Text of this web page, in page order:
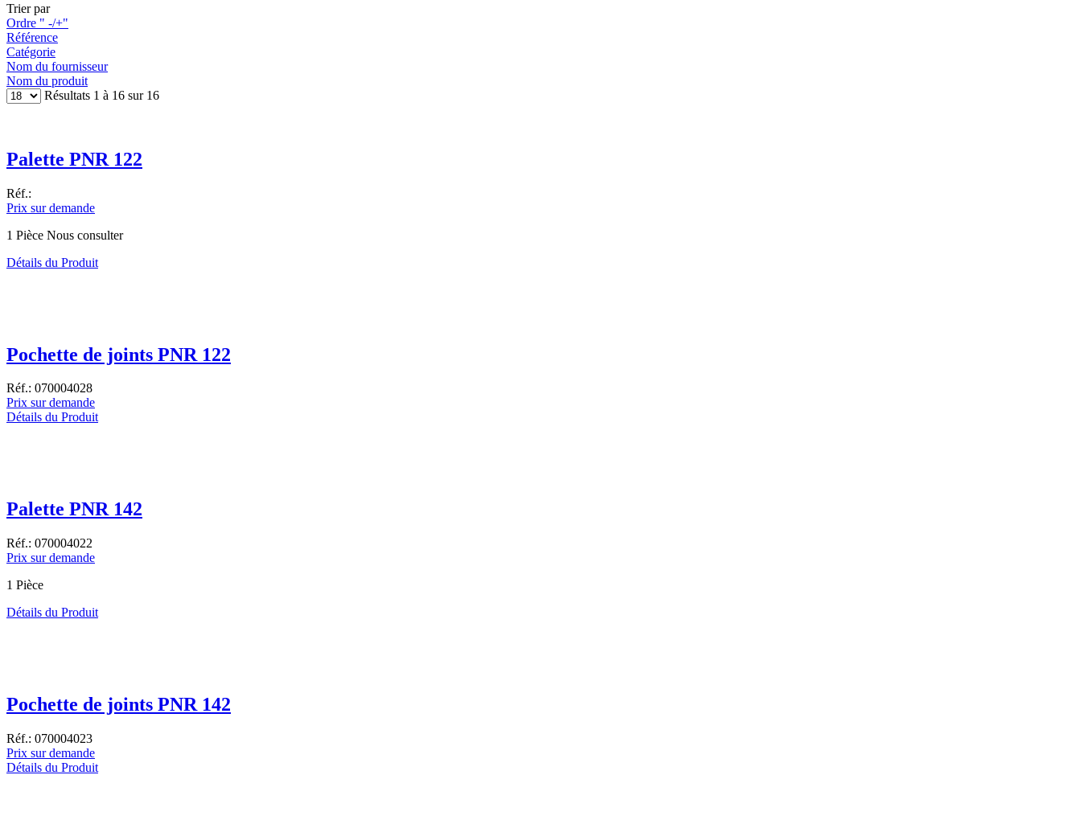
Trier par
Ordre " -/+"
Référence
Catégorie
Nom du fournisseur
Nom du produit
Résultats 1 à 16 sur 16
Palette PNR 122
Réf.:
Prix sur demande
1 Pièce Nous consulter
Détails du Produit
Pochette de joints PNR 122
Réf.: 070004028
Prix sur demande
Détails du Produit
Palette PNR 142
Réf.: 070004022
Prix sur demande
1 Pièce
Détails du Produit
Pochette de joints PNR 142
Réf.: 070004023
Prix sur demande
Détails du Produit